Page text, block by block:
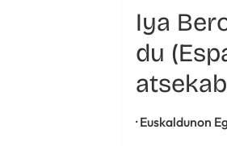
Iya
du
· Euskaldunon